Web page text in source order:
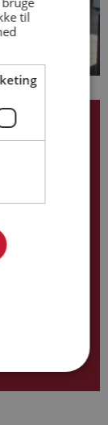
til